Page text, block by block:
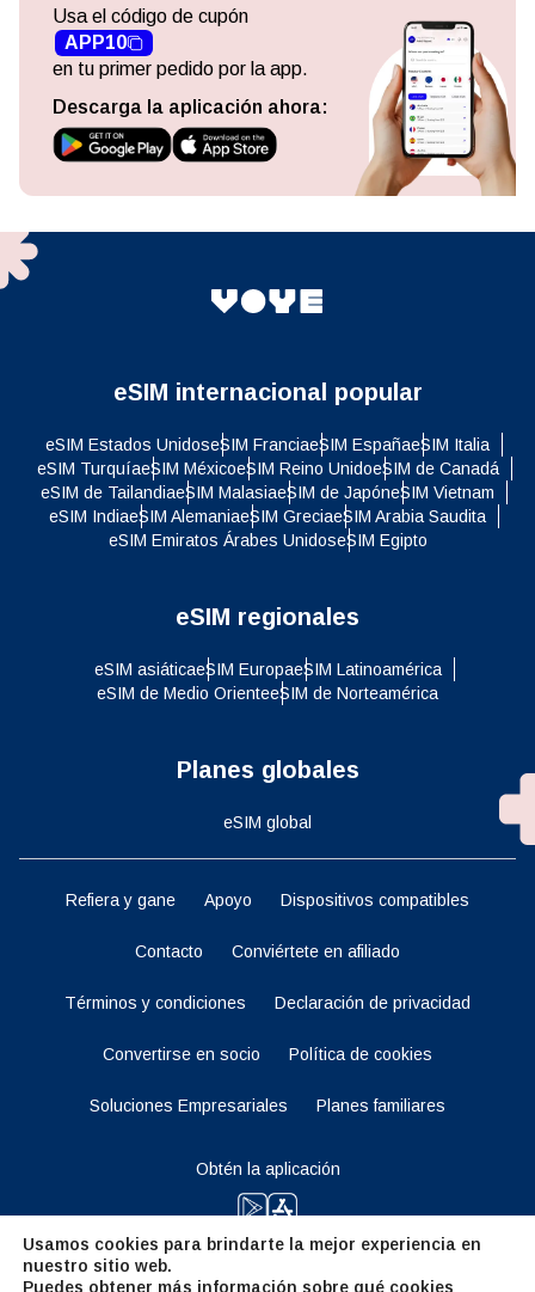
Usa el código de cupón
APP10
en tu primer pedido por la app.
Descarga la aplicación ahora:
eSIM internacional popular
eSIM Estados UnidoseSIM FranciaeSIM EspañaeSIM Italia
eSIM TurquíaeSIM MéxicoeSIM Reino UnidoeSIM de Canadá
eSIM de TailandiaeSIM MalasiaeSIM de JapóneSIM Vietnam
eSIM IndiaeSIM AlemaniaeSIM GreciaeSIM Arabia Saudita
eSIM Emiratos Árabes UnidoseSIM Egipto
eSIM regionales
eSIM asiáticaeSIM EuropaeSIM Latinoamérica
eSIM de Medio OrienteeSIM de Norteamérica
Planes globales
eSIM global
Refiera y gane Apoyo Dispositivos compatibles
Contacto Conviértete en afiliado
Términos y condiciones Declaración de privacidad
Convertirse en socio Política de cookies
Soluciones Empresariales Planes familiares
Obtén la aplicación
Usamos cookies para brindarte la mejor experiencia en
nuestro sitio web.
Puedes obtener más información sobre qué cookies